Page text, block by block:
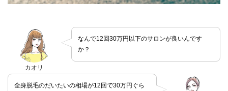
カオリ
なんで12回30万円以下のサロンが良いんです
か？
全身脱毛のだいたいの相場が12回で30万円ぐら